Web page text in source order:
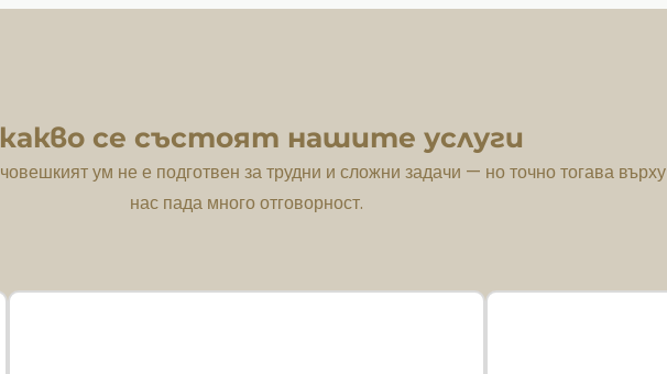
се състоят нашите услуги
ум не е подготвен за трудни и сложни задачи — но точно тогава върху
нас пада много отговорност.